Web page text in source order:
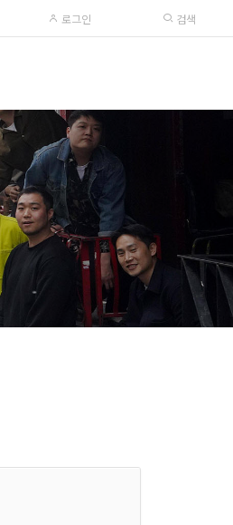
로그인 검색